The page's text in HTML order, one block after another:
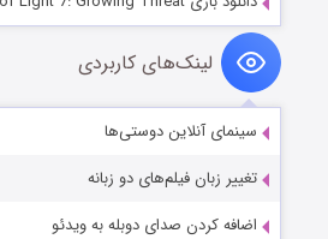
لینک‌های کاربردی
سینمای آنلاین دوستی‌ها
تغییر زبان فیلم‌های دو زبانه
اضافه کردن صدای دوبله به ویدئو